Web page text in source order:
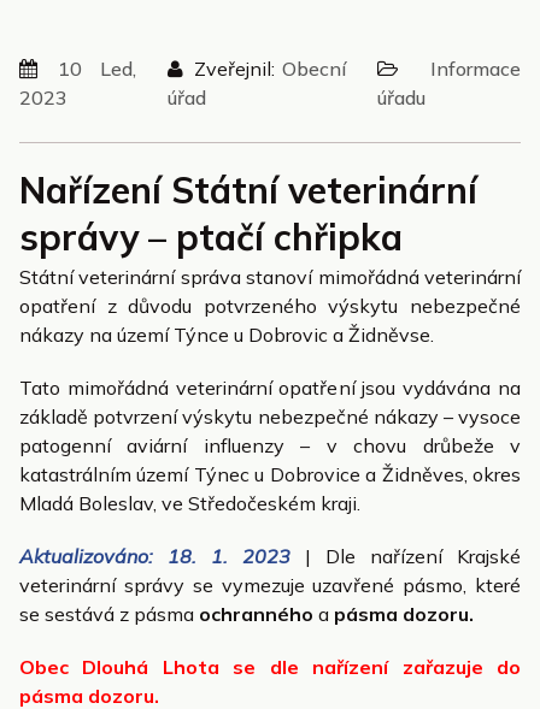
10 Led,
2023
Zveřejnil: Obecní
úřad
Informace
úřadu
Nařízení Státní veterinární
správy – ptačí chřipka
Státní veterinární správa stanoví mimořádná veterinární
opatření z důvodu potvrzeného výskytu nebezpečné
nákazy na území Týnce u Dobrovic a Židněvse.
Tato mimořádná veterinární opatření jsou vydávána na
základě potvrzení výskytu nebezpečné nákazy – vysoce
patogenní aviární influenzy – v chovu drůbeže v
katastrálním území Týnec u Dobrovice a Židněves, okres
Mladá Boleslav, ve Středočeském kraji.
Aktualizováno: 18. 1. 2023 | Dle nařízení Krajské
veterinární správy se vymezuje uzavřené pásmo, které
se sestává z pásma ochranného a pásma dozoru.
Obec Dlouhá Lhota se dle nařízení zařazuje do
pásma dozoru.